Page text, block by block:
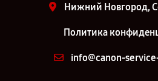
Нижний Новгород,
Политика
info@canon-